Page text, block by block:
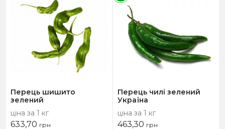
Перець шишито
зелений
ціна за 1 кг
633,70 грн
Перець чилі зелений
Україна
ціна за 1 кг
463,30 грн